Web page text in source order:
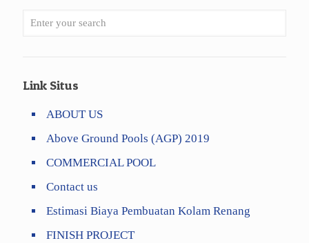
Link Situs
ABOUT US
Above Ground Pools (AGP) 2019
COMMERCIAL POOL
Contact us
Estimasi Biaya Pembuatan Kolam Renang
FINISH PROJECT